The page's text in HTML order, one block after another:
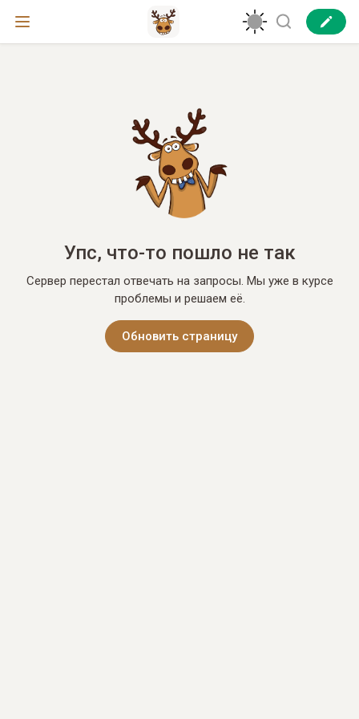
Упс, что-то пошло не так
Сервер перестал отвечать на запросы. Мы уже в курсе
проблемы и решаем её.
Обновить страницу